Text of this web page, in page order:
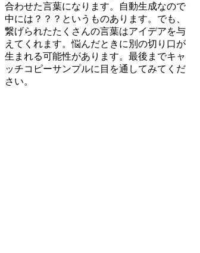
合わせた言葉になります。自動生成なので
中には？？？というものあります。でも、
繋げられたたくさんの言葉はアイデアを与
えてくれます。悩んだときに別の切り口が
生まれる可能性があります。最後までキャ
ッチコピーサンプルに目を通してみてくだ
さい。